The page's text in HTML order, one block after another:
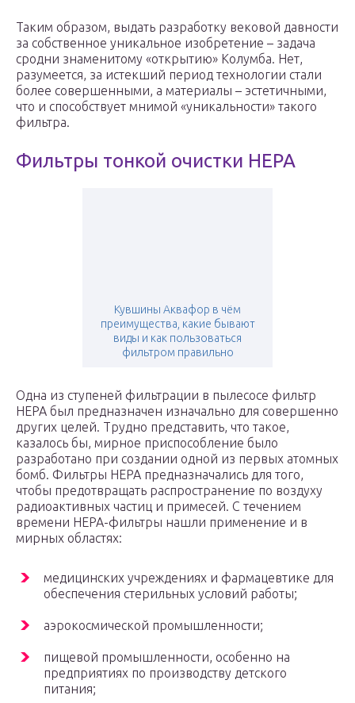
Таким образом, выдать разработку вековой давности
за собственное уникальное изобретение – задача
сродни знаменитому «открытию» Колумба. Нет,
разумеется, за истекший период технологии стали
более совершенными, а материалы – эстетичными,
что и способствует мнимой «уникальности» такого
фильтра.
Фильтры тонкой очистки HEPA
Кувшины Аквафор в чём
преимущества, какие бывают
виды и как пользоваться
фильтром правильно
Одна из ступеней фильтрации в пылесосе фильтр
HEPA был предназначен изначально для совершенно
других целей. Трудно представить, что такое,
казалось бы, мирное приспособление было
разработано при создании одной из первых атомных
бомб. Фильтры HEPA предназначались для того,
чтобы предотвращать распространение по воздуху
радиоактивных частиц и примесей. С течением
времени HEPA-фильтры нашли применение и в
мирных областях:
медицинских учреждениях и фармацевтике для
обеспечения стерильных условий работы;
аэрокосмической промышленности;
пищевой промышленности, особенно на
предприятиях по производству детского
питания;